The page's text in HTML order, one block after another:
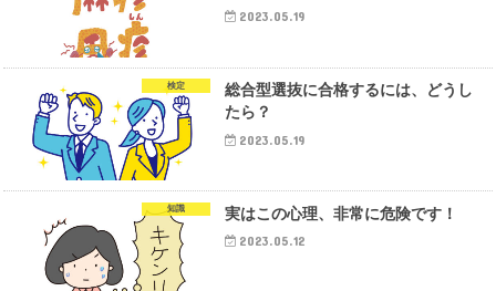
2023.05.19
検定
総合型選抜に合格するには、どうし
たら？
2023.05.19
知識 実はこの心理、非常に危険です！
2023.05.12